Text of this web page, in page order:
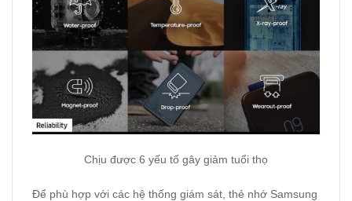
Chịu được 6 yếu tố gây giảm tuổi thọ
Để phù hợp với các hệ thống giám sát, thẻ nhớ Samsung